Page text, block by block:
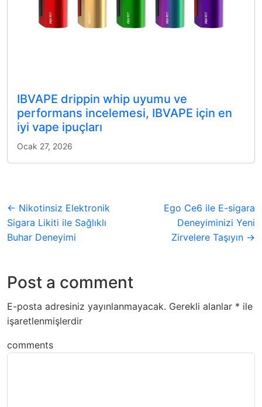
IBVAPE drippin whip uyumu ve
performans incelemesi, IBVAPE için en
iyi vape ipuçları
Ocak 27, 2026
← Nikotinsiz Elektronik
Sigara Likiti ile Sağlıklı
Buhar Deneyimi
Ego Ce6 ile E-sigara
Deneyiminizi Yeni
Zirvelere Taşıyın →
Post a comment
E-posta adresiniz yayınlanmayacak. Gerekli alanlar * ile
işaretlenmişlerdir
comments